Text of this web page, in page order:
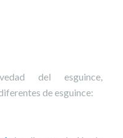
del esguince,
de esguince: